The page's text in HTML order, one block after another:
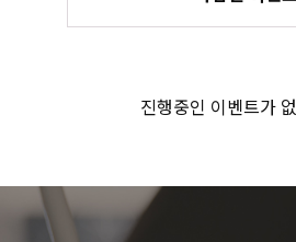
진행중인 이벤트가